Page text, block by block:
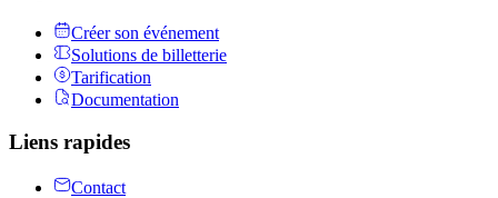
Créer son événement
Solutions de billetterie
Tarification
Documentation
Liens rapides
Contact